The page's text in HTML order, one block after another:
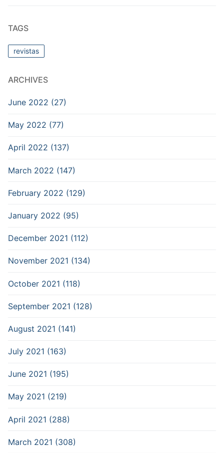
TAGS
revistas
ARCHIVES
June 2022 (27)
May 2022 (77)
April 2022 (137)
March 2022 (147)
February 2022 (129)
January 2022 (95)
December 2021 (112)
November 2021 (134)
October 2021 (118)
September 2021 (128)
August 2021 (141)
July 2021 (163)
June 2021 (195)
May 2021 (219)
April 2021 (288)
March 2021 (308)